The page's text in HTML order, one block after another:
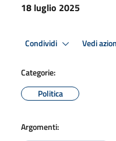
18 luglio 2025
Condividi Vedi
Categorie:
Politica
Argomenti: